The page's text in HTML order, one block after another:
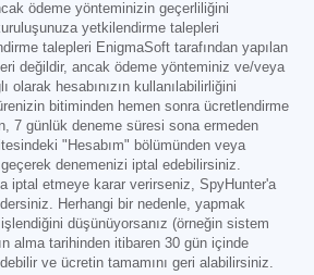
ödeme yönteminizin geçerliliğini
yetkilendirme talepleri
talepleri EnigmaSoft tarafından yapılan
değildir, ancak ödeme yönteminiz ve/veya
olarak hesabınızın kullanılabilirliğini
bitiminden hemen sonra ücretlendirme
7 günlük deneme süresi sona ermeden
"Hesabım" bölümünden veya
denemenizi iptal edebilirsiniz.
iptal etmeye karar verirseniz, SpyHunter'a
Herhangi bir nedenle, yapmak
düşünüyorsanız (örneğin sistem
alma tarihinden itibaren 30 gün içinde
ve ücretin tamamını geri alabilirsiniz.